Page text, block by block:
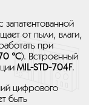
запатентованной
от пыли, влаги,
при
°C). Встроенный
MIL-STD-704F.
цифрового
быть